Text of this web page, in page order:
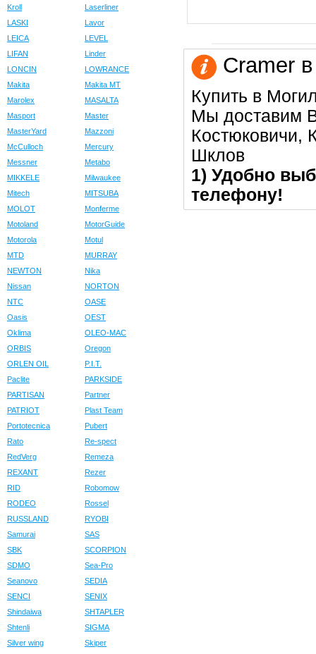
Kroll
Laserliner
LASKI
Lavor
LEICA
LEVEL
LIFAN
Linder
LONCIN
LOWRANCE
Makita
Makita MT
Marolex
MASALTA
Masport
Master
MasterYard
Mazzoni
McCulloch
Mercury
Messner
Metabo
MIKKELE
Milwaukee
Mitech
MITSUBA
MOLOT
Monferme
Motoland
MotorGuide
Motorola
Motul
MTD
MURRAY
NEWTON
Nika
Nissan
NORTON
NTC
OASE
Oasis
OEST
Oklima
OLEO-MAC
ORBIS
Oregon
ORLEN OIL
P.I.T.
Paclite
PARKSIDE
PARTISAN
Partner
PATRIOT
Plast Team
Portotecnica
Pubert
Rato
Re-spect
RedVerg
Remeza
REXANT
Rezer
RID
Robomow
RODEO
Rossel
RUSSLAND
RYOBI
Samurai
SAS
SBK
SCORPION
SDMO
Sea-Pro
Seanovo
SEDIA
SENCI
SENIX
Shindaiwa
SHTAPLER
Shtenli
SIGMA
Silver wing
Skiper
Cramer
Купить в
Мы доставим
Костюковичи,
Шклов
1) Удобно
телефону!